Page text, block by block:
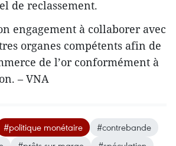
de reclassement.
engagement à collaborer avec
organes compétents afin de
de l’or conformément à
– VNA
#politique monétaire
#contrebande